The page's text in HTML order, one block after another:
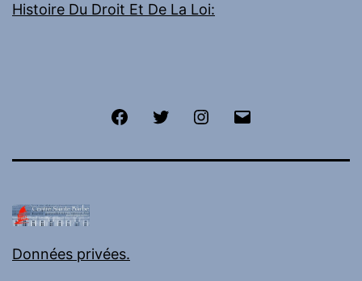
Histoire Du Droit Et De La Loi:
FacebookTwitter Instagram
Données privées.